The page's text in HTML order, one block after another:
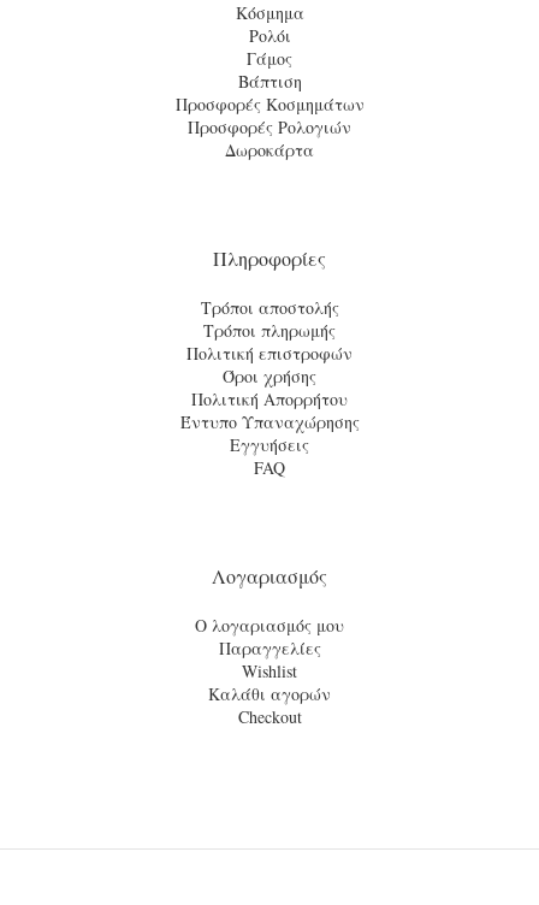
Κόσμημα
Ρολόι
Γάμος
Βάπτιση
Προσφορές Κοσμημάτων
Προσφορές Ρολογιών
Δωροκάρτα
Πληροφορίες
Τρόποι αποστολής
Τρόποι πληρωμής
Πολιτική επιστροφών
Όροι χρήσης
Πολιτική Απορρήτου
Έντυπο Υπαναχώρησης
Εγγυήσεις
FAQ
Λογαριασμός
Ο λογαριασμός μου
Παραγγελίες
Wishlist
Καλάθι αγορών
Checkout